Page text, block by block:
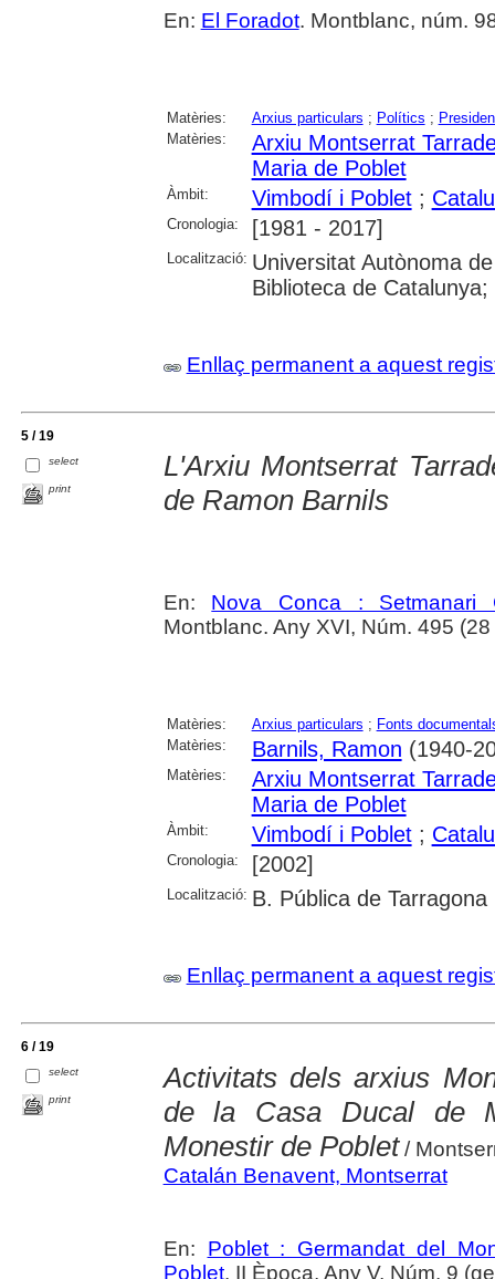
En: El Foradot. Montblanc, núm.
Matèries: Arxius particulars ; Polítics ;
Matèries:
Arxiu Montserrat
Maria de Poblet
Àmbit: Vimbodí i Poblet;
Cronologia: [1981 - 2017]
Localització: Universitat Autònoma
Biblioteca de
Enllaç permanent a aquest
5 / 19
select
print
L'Arxiu Montserrat
de Ramon Barnils
En: Nova Conca : Setmanari
Montblanc. Any XVI, Núm. 495
Matèries: Arxius particulars ; Fonts
Matèries:
Barnils, Ramon (1940-
Matèries:
Arxiu Montserrat
Maria de Poblet
Àmbit: Vimbodí i Poblet;
Cronologia: [2002]
Localització: B. Pública de Tarragona
Enllaç permanent a aquest
6 / 19
select
print
Activitats dels arxius
de la Casa Ducal de
Monestir de Poblet/
Catalán Benavent, Montserrat
En: Poblet : Germandat del
Poblet. II Època, Any V, Núm. 9